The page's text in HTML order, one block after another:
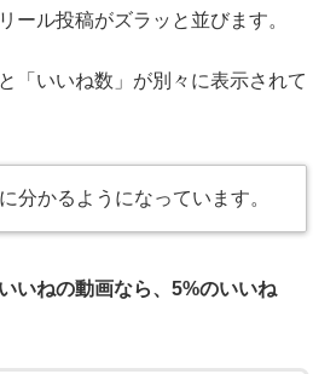
ール投稿がズラッと並びます。
「いいね数」が別々に表示されて
分かるようになっています。
いねの動画なら、5%のいいね